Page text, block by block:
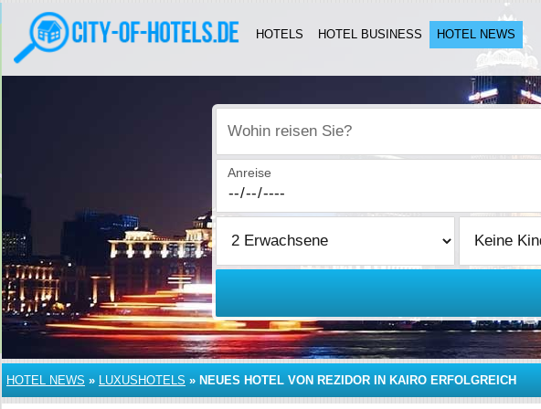
HOTELS HOTEL BUSINESS HOTEL NEWS
Wohin reisen Sie?
Anreise
HOTEL NEWS » LUXUSHOTELS » NEUES HOTEL VON REZIDOR IN KAIRO ERFOLGREICH